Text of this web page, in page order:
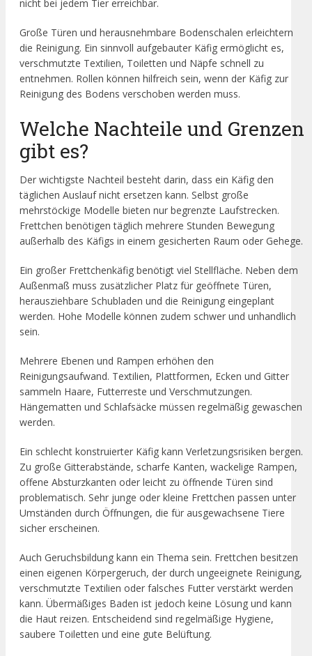
nicht bei jedem Tier erreichbar.
Große Türen und herausnehmbare Bodenschalen erleichtern
die Reinigung. Ein sinnvoll aufgebauter Käfig ermöglicht es,
verschmutzte Textilien, Toiletten und Näpfe schnell zu
entnehmen. Rollen können hilfreich sein, wenn der Käfig zur
Reinigung des Bodens verschoben werden muss.
Welche Nachteile und Grenzen
gibt es?
Der wichtigste Nachteil besteht darin, dass ein Käfig den
täglichen Auslauf nicht ersetzen kann. Selbst große
mehrstöckige Modelle bieten nur begrenzte Laufstrecken.
Frettchen benötigen täglich mehrere Stunden Bewegung
außerhalb des Käfigs in einem gesicherten Raum oder Gehege.
Ein großer Frettchenkäfig benötigt viel Stellfläche. Neben dem
Außenmaß muss zusätzlicher Platz für geöffnete Türen,
herausziehbare Schubladen und die Reinigung eingeplant
werden. Hohe Modelle können zudem schwer und unhandlich
sein.
Mehrere Ebenen und Rampen erhöhen den
Reinigungsaufwand. Textilien, Plattformen, Ecken und Gitter
sammeln Haare, Futterreste und Verschmutzungen.
Hängematten und Schlafsäcke müssen regelmäßig gewaschen
werden.
Ein schlecht konstruierter Käfig kann Verletzungsrisiken bergen.
Zu große Gitterabstände, scharfe Kanten, wackelige Rampen,
offene Absturzkanten oder leicht zu öffnende Türen sind
problematisch. Sehr junge oder kleine Frettchen passen unter
Umständen durch Öffnungen, die für ausgewachsene Tiere
sicher erscheinen.
Auch Geruchsbildung kann ein Thema sein. Frettchen besitzen
einen eigenen Körpergeruch, der durch ungeeignete Reinigung,
verschmutzte Textilien oder falsches Futter verstärkt werden
kann. Übermäßiges Baden ist jedoch keine Lösung und kann
die Haut reizen. Entscheidend sind regelmäßige Hygiene,
saubere Toiletten und eine gute Belüftung.